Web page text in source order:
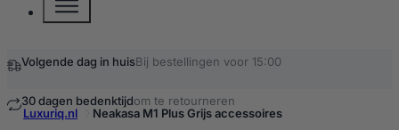
Luxuriq.nl Neakasa M1 Plus Grijs accessoires